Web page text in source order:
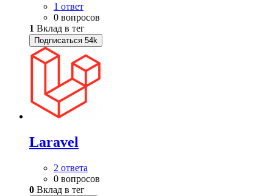
1 ответ
0 вопросов
1 Вклад в тег
Подписаться 54k
Laravel
2 ответа
0 вопросов
0 Вклад в тег